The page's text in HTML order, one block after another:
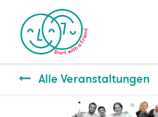
Alle Veranstaltungen